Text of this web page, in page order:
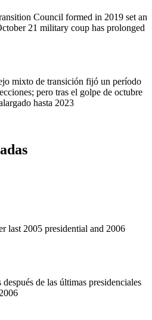
Council formed in 2019 set an
21 military coup has prolonged
mixto de transición fijó un período
pero tras el golpe de octubre
hasta 2023
last 2005 presidential and 2006
de las últimas presidenciales